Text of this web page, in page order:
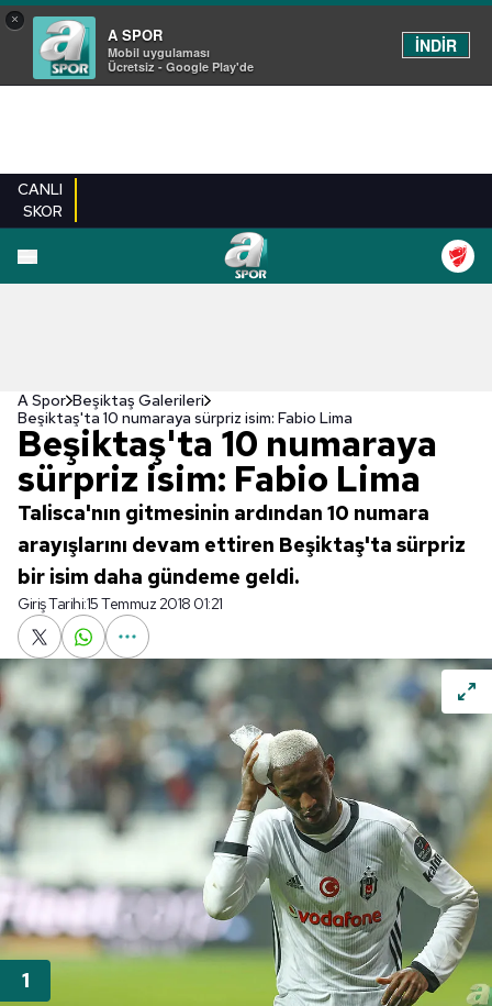
×
A SPOR
Mobil uygulaması
Ücretsiz - Google Play'de
İNDİR
CANLI
SKOR
EN YENILER
A Spor Beşiktaş Galerileri
Beşiktaş'ta 10 numaraya sürpriz isim: Fabio Lima
Beşiktaş'ta 10 numaraya
sürpriz isim: Fabio Lima
Talisca'nın gitmesinin ardından 10 numara
arayışlarını devam ettiren Beşiktaş'ta sürpriz
bir isim daha gündeme geldi.
Giriş Tarihi:15 Temmuz 2018 01:21